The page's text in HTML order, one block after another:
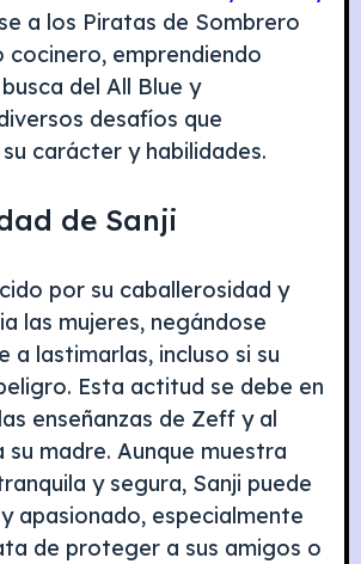
a los Piratas de Sombrero
cocinero, emprendiendo
del All Blue y
desafíos que
carácter y habilidades.
de Sanji
por su caballerosidad y
las mujeres, negándose
a lastimarlas, incluso si su
Esta actitud se debe en
enseñanzas de Zeff y al
madre. Aunque muestra
y segura, Sanji puede
apasionado, especialmente
de proteger a sus amigos o